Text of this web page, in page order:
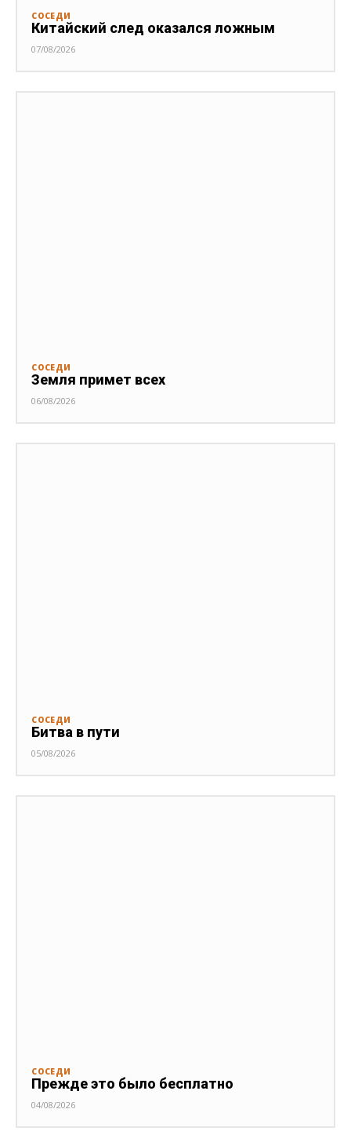
СОСЕДИ
Китайский след оказался ложным
07/08/2026
СОСЕДИ
Земля примет всех
06/08/2026
СОСЕДИ
Битва в пути
05/08/2026
СОСЕДИ
Прежде это было бесплатно
04/08/2026